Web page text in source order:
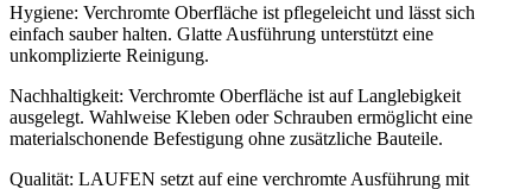
Hygiene: Verchromte Oberfläche ist pflegeleicht und lässt sich
einfach sauber halten. Glatte Ausführung unterstützt eine
unkomplizierte Reinigung.
Nachhaltigkeit: Verchromte Oberfläche ist auf Langlebigkeit
ausgelegt. Wahlweise Kleben oder Schrauben ermöglicht eine
materialschonende Befestigung ohne zusätzliche Bauteile.
Qualität: LAUFEN setzt auf eine verchromte Ausführung mit